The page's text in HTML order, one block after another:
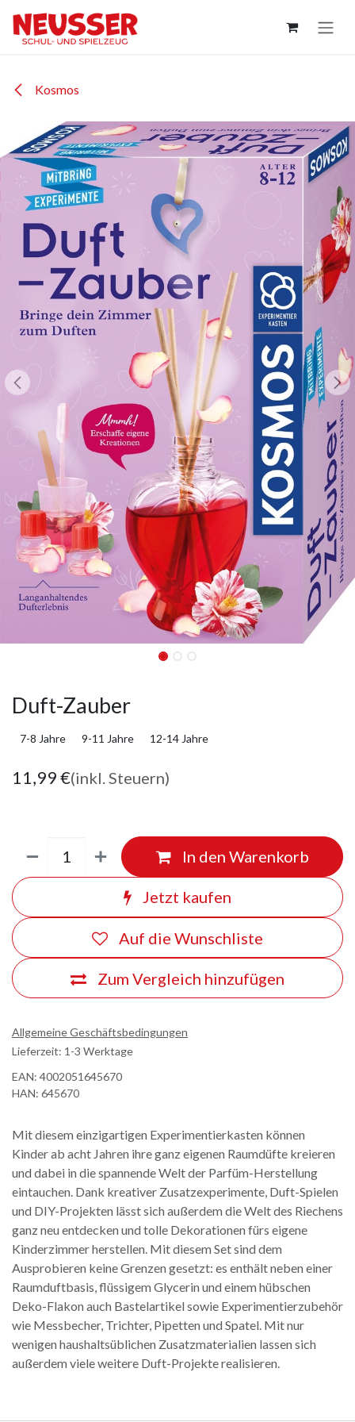
Kosmos
Duft-Zauber
7-8 Jahre 9-11 Jahre 12-14 Jahre
11,99€(inkl. Steuern)
In den Warenkorb
Jetzt kaufen
Zum Vergleich hinzufügen
Auf die Wunschliste
Allgemeine Geschäftsbedingungen
Lieferzeit: 1-3 Werktage
EAN: 4002051645670
HAN: 645670
Mit diesem einzigartigen Experimentierkasten können
Kinder ab acht Jahren ihre ganz eigenen Raumdüfte kreieren
und dabei in die spannende Welt der Parfüm-Herstellung
eintauchen. Dank kreativer Zusatzexperimente, Duft-Spielen
und DIY-Projekten lässt sich außerdem die Welt des Riechens
ganz neu entdecken und tolle Dekorationen fürs eigene
Kinderzimmer herstellen. Mit diesem Set sind dem
Ausprobieren keine Grenzen gesetzt: es enthält neben einer
Raumduftbasis, flüssigem Glycerin und einem hübschen
Deko-Flakon auch Bastelartikel sowie Experimentierzubehör
wie Messbecher, Trichter, Pipetten und Spatel. Mit nur
wenigen haushaltsüblichen Zusatzmaterialien lassen sich
außerdem viele weitere Duft-Projekte realisieren.